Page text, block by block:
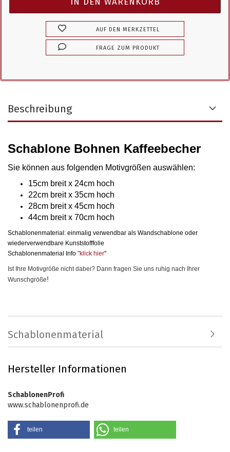
AUF DEN MERKZETTEL
FRAGE ZUM PRODUKT
Beschreibung
Schablone Bohnen Kaffeebecher
Sie können aus folgenden Motivgrößen auswählen:
15cm breit x 24cm hoch
22cm breit x 35cm hoch
28cm breit x 45cm hoch
44cm breit x 70cm hoch
Schablonenmaterial: einmalig verwendbar als Wandschablone oder
wiederverwendbare Kunststofffolie
Schablonenmaterial Info "klick hier"
Ist Ihre Motivgröße nicht dabei? Dann fragen Sie uns ruhig nach Ihrer
Wunschgröße!
Schablonenmaterial
Hersteller Informationen
SchablonenProfi
www.schablonenprofi.de
teilen teilen